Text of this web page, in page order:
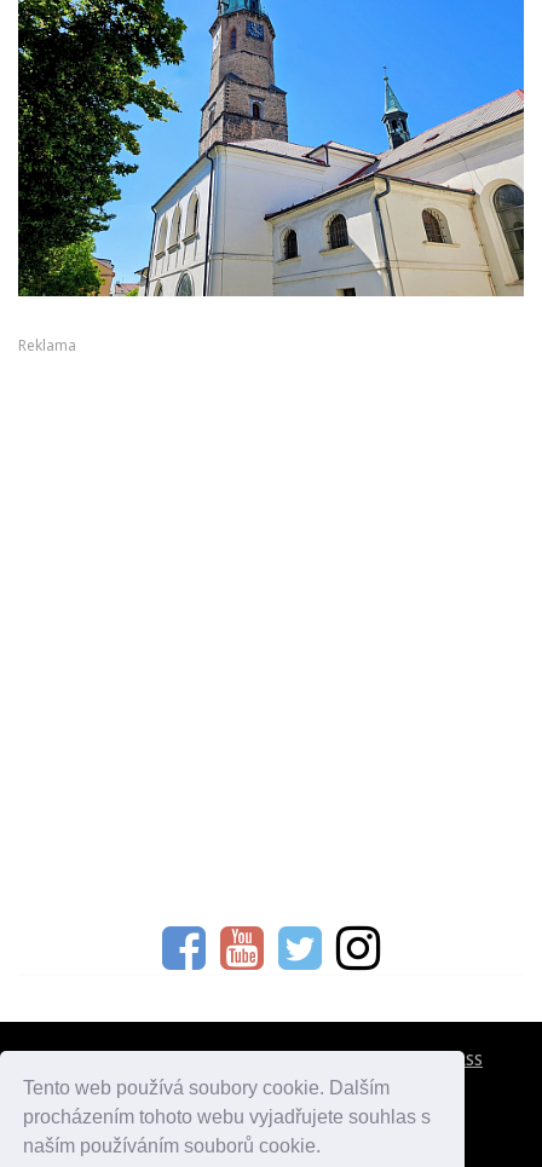
Tento web používá soubory cookie. Dalším
procházením tohoto webu vyjadřujete souhlas s
naším používáním souborů cookie.
Reklama
RSS
atlaspamatek.info